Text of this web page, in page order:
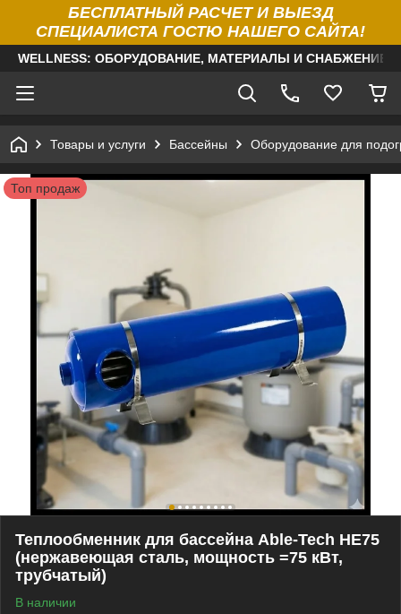
БЕСПЛАТНЫЙ РАСЧЕТ И ВЫЕЗД
СПЕЦИАЛИСТА ГОСТЮ НАШЕГО САЙТА!
WELLNESS: ОБОРУДОВАНИЕ, МАТЕРИАЛЫ И
Товары и услуги Бассейны Оборудование для
Топ продаж
Теплообменник для бассейна Able-Tech HE75
(нержавеющая сталь, мощность =75 кВт,
трубчатый)
В наличии